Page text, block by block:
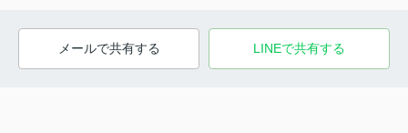
メールで共有する LINEで共有する